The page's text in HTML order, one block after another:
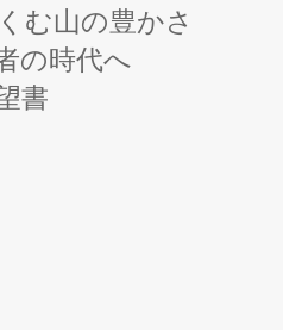
む山の豊かさ
の時代へ
書